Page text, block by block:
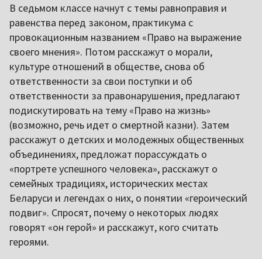
В седьмом классе начнут с темы равноправия и
равенства перед законом, практикума с
провокационным названием «Право на выражение
своего мнения». Потом расскажут о морали,
культуре отношений в обществе, снова об
ответственности за свои поступки и об
ответственности за правонарушения, предлагают
подискутировать на тему «Право на жизнь»
(возможно, речь идет о смертной казни). Затем
расскажут о детских и молодежных общественных
объединениях, предложат порассуждать о
«портрете успешного человека», расскажут о
семейных традициях, исторических местах
Беларуси и легендах о них, о понятии «героический
подвиг». Спросят, почему о некоторых людях
говорят «он герой» и расскажут, кого считать
героями.